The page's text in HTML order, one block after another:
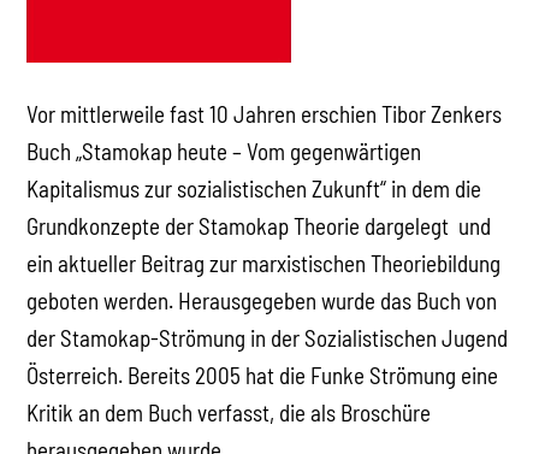
Vor mittlerweile fast 10 Jahren erschien Tibor Zenkers
Buch „Stamokap heute – Vom gegenwärtigen
Kapitalismus zur sozialistischen Zukunft“ in dem die
Grundkonzepte der Stamokap Theorie dargelegt und
ein aktueller Beitrag zur marxistischen Theoriebildung
geboten werden. Herausgegeben wurde das Buch von
der Stamokap-Strömung in der Sozialistischen Jugend
Österreich. Bereits 2005 hat die Funke Strömung eine
Kritik an dem Buch verfasst, die als Broschüre